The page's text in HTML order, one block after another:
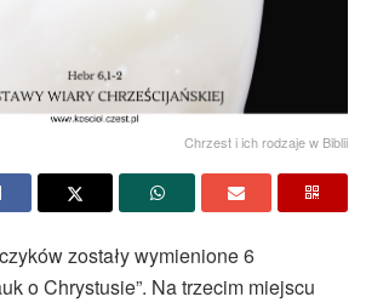
Chrzest i ich rodzaje w Biblii
zostały wymienione 6
o Chrystusie”. Na trzecim miejscu